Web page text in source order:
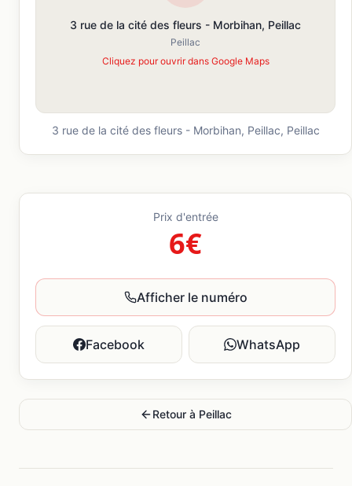
3 rue de la cité des fleurs - Morbihan, Peillac
Peillac
Cliquez pour ouvrir dans Google Maps
3 rue de la cité des fleurs - Morbihan, Peillac, Peillac
Prix d'entrée
6€
Afficher le numéro
Facebook WhatsApp
Retour à Peillac